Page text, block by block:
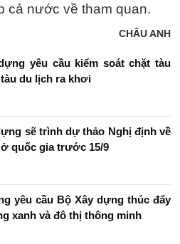
cả nước về tham quan.
CHÂU ANH
yêu cầu kiểm soát chặt tàu
du lịch ra khơi
sẽ trình dự thảo Nghị định về
quốc gia trước 15/9
yêu cầu Bộ Xây dựng thúc đẩy
xanh và đô thị thông minh